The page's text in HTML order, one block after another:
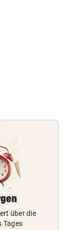
über die
Tages